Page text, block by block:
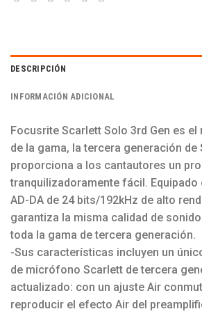
DESCRIPCIÓN
INFORMACIÓN ADICIONAL
Focusrite Scarlett Solo 3rd Gen es
de la gama, la tercera generación de
proporciona a los cantautores un
tranquilizadoramente fácil.
AD-DA de 24 bits/192kHz de alto
garantiza la misma calidad de
toda la gama de tercera generación.
-Sus características incluyen un
de micrófono Scarlett de tercera
actualizado: con un ajuste Air
reproducir el efecto Air del